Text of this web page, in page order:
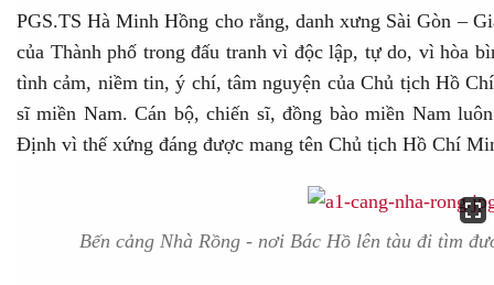
PGS.TS Hà Minh Hồng cho rằng, danh xưng Sài Gòn –
của Thành phố trong đấu tranh vì độc lập, tự do, vì hòa
tình cảm, niềm tin, ý chí, tâm nguyện của Chủ tịch Hồ
sĩ miền Nam. Cán bộ, chiến sĩ, đồng bào miền Nam
Định vì thế xứng đáng được mang tên Chủ tịch Hồ Chí
Bến cảng Nhà Rồng - nơi Bác Hồ lên tàu đi tìm